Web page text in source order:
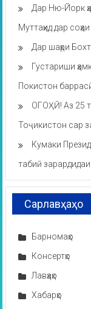
Дар Ню-Йорк
Муттаҳид дар
Дар шаҳри
Густариши
Покистон
ОГОҲӢ! Аз 25
Тоҷикистон сар
Кумаки
табиӣ
Сарлавҳаҳо
Барномаҳо
Консертҳо
Лавҳаҳо
Хабарҳо